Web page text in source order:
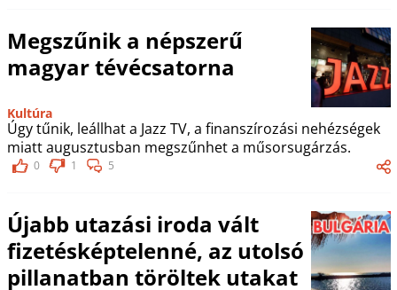
Megszűnik a népszerű
magyar tévécsatorna
Kultúra
Úgy tűnik, leállhat a Jazz TV, a finanszírozási nehézségek
miatt augusztusban megszűnhet a műsorsugárzás.
0 1 5
Újabb utazási iroda vált
fizetésképtelenné, az utolsó
pillanatban töröltek utakat